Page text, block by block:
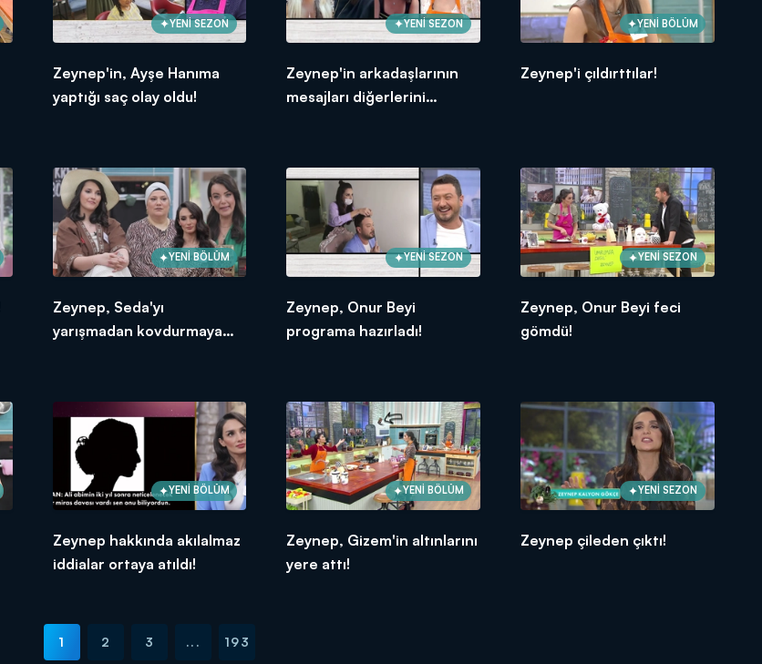
YENİ SEZON
Zeynep'in, Ayşe Hanıma
yaptığı saç olay oldu!
YENİ SEZON
Zeynep'in arkadaşlarının
mesajları diğerlerini
YENİ BÖLÜM
Zeynep'i çıldırttılar!
YENİ BÖLÜM
Zeynep, Seda'yı
yarışmadan kovdurmaya
YENİ SEZON
Zeynep, Onur Beyi
programa hazırladı!
YENİ SEZON
Zeynep, Onur Beyi feci
gömdü!
YENİ BÖLÜM
Zeynep hakkında akılalmaz
iddialar ortaya atıldı!
YENİ BÖLÜM
Zeynep, Gizem'in altınlarını
yere attı!
YENİ SEZON
Zeynep çileden çıktı!
1 2 3 ... 193